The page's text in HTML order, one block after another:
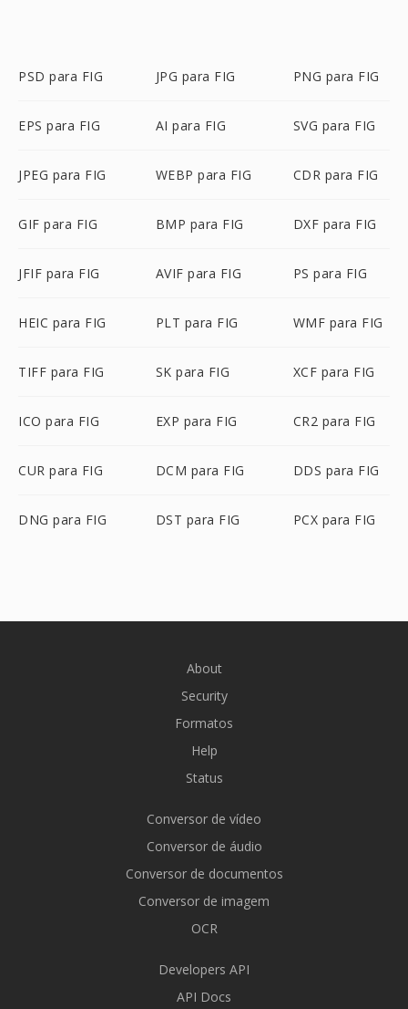
PSD para FIG JPG para FIG PNG para FIG
EPS para FIG AI para FIG SVG para FIG
JPEG para FIG WEBP para FIG CDR para FIG
GIF para FIG BMP para FIG DXF para FIG
JFIF para FIG AVIF para FIG PS para FIG
HEIC para FIG PLT para FIG WMF para FIG
TIFF para FIG SK para FIG XCF para FIG
ICO para FIG EXP para FIG CR2 para FIG
CUR para FIG DCM para FIG DDS para FIG
DNG para FIG DST para FIG PCX para FIG
About
Security
Formatos
Help
Status
Conversor de vídeo
Conversor de áudio
Conversor de documentos
Conversor de imagem
OCR
Developers API
API Docs